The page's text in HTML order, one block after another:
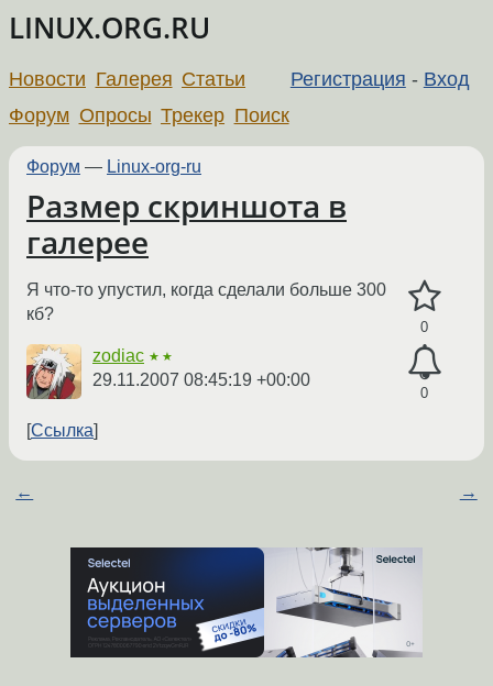
LINUX.ORG.RU
Регистрация - Вход
Новости Галерея Статьи
Форум Опросы Трекер Поиск
Форум — Linux-org-ru
Размер скриншота в
галерее
0
0
Я что-то упустил, когда сделали больше 300
кб?
zodiac ★★
29.11.2007 08:45:19 +00:00
Ссылка
← →